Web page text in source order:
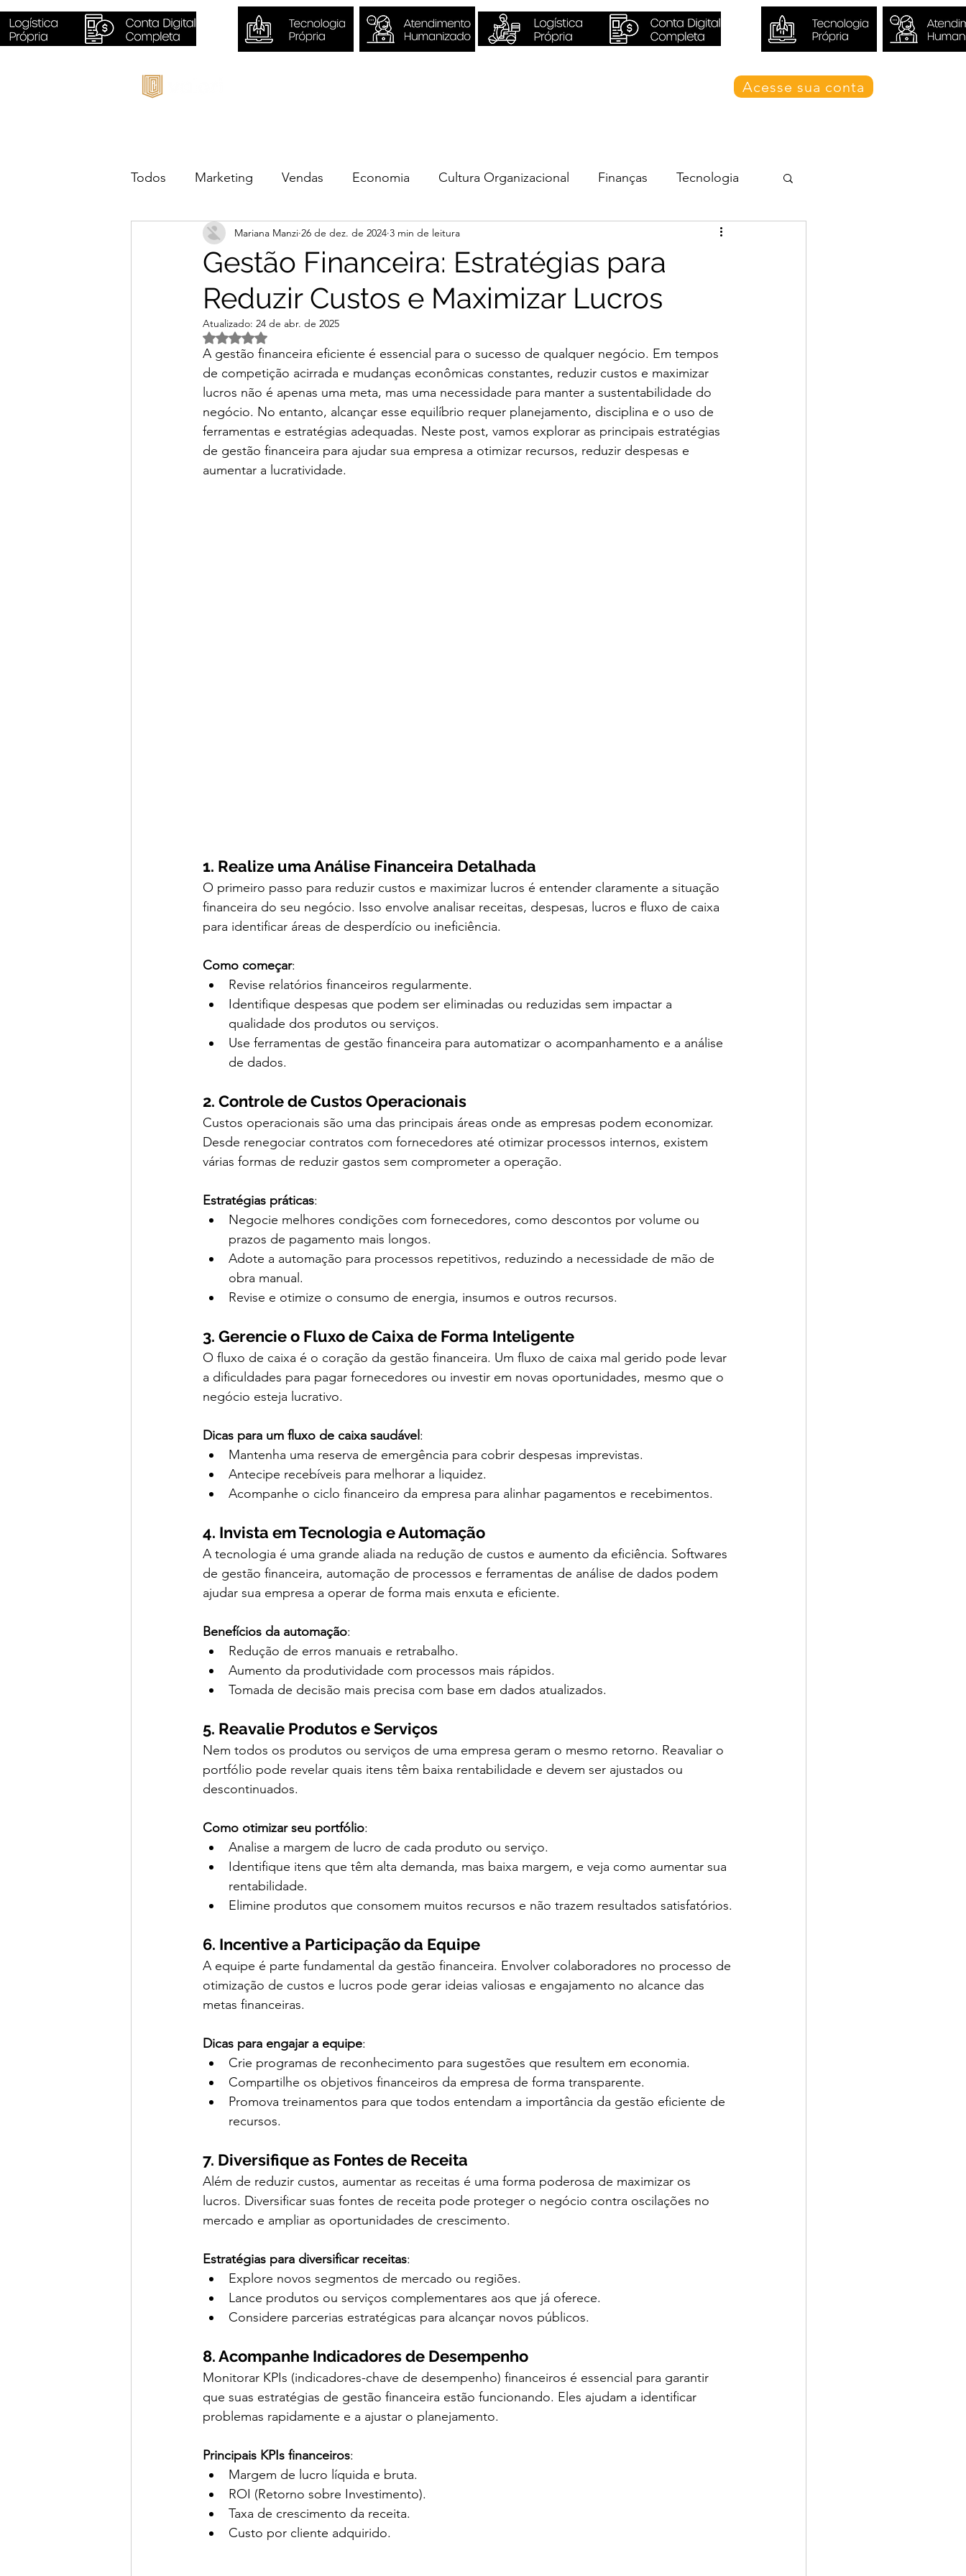
Acesse sua conta
Todos Marketing Vendas Economia Cultura Organizacional Finanças Tecnologia
Sustentabilidade Negócios
Gestão Financeira: Estratégias para
Reduzir Custos e Maximizar Lucros
Mariana Manzi 26 de dez. de 2024 3 min de leitura
Atualizado: 24 de abr. de 2025
Avaliado com NaN de 5 estrelas.
A gestão financeira eficiente é essencial para o sucesso de qualquer negócio. Em tempos
de competição acirrada e mudanças econômicas constantes, reduzir custos e maximizar
lucros não é apenas uma meta, mas uma necessidade para manter a sustentabilidade do
negócio. No entanto, alcançar esse equilíbrio requer planejamento, disciplina e o uso de
ferramentas e estratégias adequadas. Neste post, vamos explorar as principais estratégias
de gestão financeira para ajudar sua empresa a otimizar recursos, reduzir despesas e
aumentar a lucratividade.
1. Realize uma Análise Financeira Detalhada
O primeiro passo para reduzir custos e maximizar lucros é entender claramente a situação
financeira do seu negócio. Isso envolve analisar receitas, despesas, lucros e fluxo de caixa
para identificar áreas de desperdício ou ineficiência.
Como começar:
Revise relatórios financeiros regularmente.
Identifique despesas que podem ser eliminadas ou reduzidas sem impactar a
qualidade dos produtos ou serviços.
Use ferramentas de gestão financeira para automatizar o acompanhamento e a análise
de dados.
2. Controle de Custos Operacionais
Custos operacionais são uma das principais áreas onde as empresas podem economizar.
Desde renegociar contratos com fornecedores até otimizar processos internos, existem
várias formas de reduzir gastos sem comprometer a operação.
Estratégias práticas:
Negocie melhores condições com fornecedores, como descontos por volume ou
prazos de pagamento mais longos.
Adote a automação para processos repetitivos, reduzindo a necessidade de mão de
obra manual.
Revise e otimize o consumo de energia, insumos e outros recursos.
3. Gerencie o Fluxo de Caixa de Forma Inteligente
O fluxo de caixa é o coração da gestão financeira. Um fluxo de caixa mal gerido pode levar
a dificuldades para pagar fornecedores ou investir em novas oportunidades, mesmo que o
negócio esteja lucrativo.
Dicas para um fluxo de caixa saudável :
Mantenha uma reserva de emergência para cobrir despesas imprevistas.
Antecipe recebíveis para melhorar a liquidez.
Acompanhe o ciclo financeiro da empresa para alinhar pagamentos e recebimentos.
4. Invista em Tecnologia e Automação
A tecnologia é uma grande aliada na redução de custos e aumento da eficiência. Softwares
de gestão financeira, automação de processos e ferramentas de análise de dados podem
ajudar sua empresa a operar de forma mais enxuta e eficiente.
Benefícios da automação:
Redução de erros manuais e retrabalho.
Aumento da produtividade com processos mais rápidos.
Tomada de decisão mais precisa com base em dados atualizados.
5. Reavalie Produtos e Serviços
Nem todos os produtos ou serviços de uma empresa geram o mesmo retorno. Reavaliar o
portfólio pode revelar quais itens têm baixa rentabilidade e devem ser ajustados ou
descontinuados.
Como otimizar seu portfólio:
Analise a margem de lucro de cada produto ou serviço.
Identifique itens que têm alta demanda, mas baixa margem, e veja como aumentar sua
rentabilidade.
Elimine produtos que consomem muitos recursos e não trazem resultados satisfatórios.
6. Incentive a Participação da Equipe
A equipe é parte fundamental da gestão financeira. Envolver colaboradores no processo de
otimização de custos e lucros pode gerar ideias valiosas e engajamento no alcance das
metas financeiras.
Dicas para engajar a equipe:
Crie programas de reconhecimento para sugestões que resultem em economia.
Compartilhe os objetivos financeiros da empresa de forma transparente.
Promova treinamentos para que todos entendam a importância da gestão eficiente de
recursos.
7. Diversifique as Fontes de Receita
Além de reduzir custos, aumentar as receitas é uma forma poderosa de maximizar os
lucros. Diversificar suas fontes de receita pode proteger o negócio contra oscilações no
mercado e ampliar as oportunidades de crescimento.
Estratégias para diversificar receitas:
Explore novos segmentos de mercado ou regiões.
Lance produtos ou serviços complementares aos que já oferece.
Considere parcerias estratégicas para alcançar novos públicos.
8. Acompanhe Indicadores de Desempenho
Monitorar KPIs (indicadores-chave de desempenho) financeiros é essencial para garantir
que suas estratégias de gestão financeira estão funcionando. Eles ajudam a identificar
problemas rapidamente e a ajustar o planejamento.
Principais KPIs financeiros:
Margem de lucro líquida e bruta.
ROI (Retorno sobre Investimento).
Taxa de crescimento da receita.
Custo por cliente adquirido.